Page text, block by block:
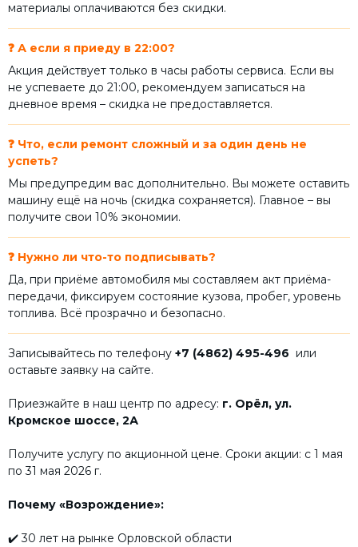
материалы оплачиваются без скидки.
❓ А если я приеду в 22:00?
Акция действует только в часы работы сервиса. Если вы
не успеваете до 21:00, рекомендуем записаться на
дневное время – скидка не предоставляется.
❓ Что, если ремонт сложный и за один день не
успеть?
Мы предупредим вас дополнительно. Вы можете оставить
машину ещё на ночь (скидка сохраняется). Главное – вы
получите свои 10% экономии.
❓ Нужно ли что-то подписывать?
Да, при приёме автомобиля мы составляем акт приёма-
передачи, фиксируем состояние кузова, пробег, уровень
топлива. Всё прозрачно и безопасно.
Записывайтесь по телефону +7 (4862) 495-496 или
оставьте заявку на сайте.
Приезжайте в наш центр по адресу: г. Орёл, ул.
Кромское шоссе, 2А
Получите услугу по акционной цене. Сроки акции: с 1 мая
по 31 мая 2026 г.
Почему «Возрождение»:
✔️ 30 лет на рынке Орловской области